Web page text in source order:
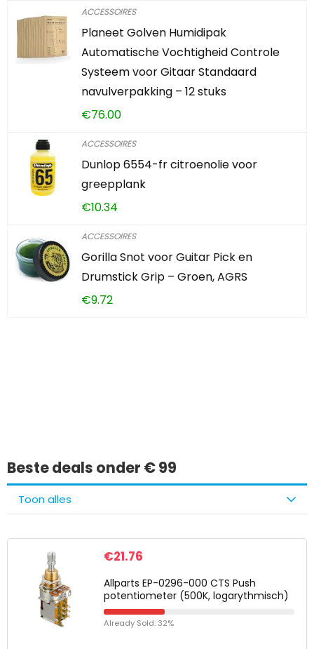
ACCESSOIRES
Planeet Golven Humidipak
Automatische Vochtigheid Controle
Systeem voor Gitaar Standaard
navulverpakking – 12 stuks
€76.00
ACCESSOIRES
Dunlop 6554-fr citroenolie voor
greepplank
€10.34
ACCESSOIRES
Gorilla Snot voor Guitar Pick en
Drumstick Grip – Groen, AGRS
€9.72
Beste deals onder € 99
Toon alles
€21.76
Allparts EP-0296-000 CTS Push
potentiometer (500K, logarythmisch)
Already Sold: 32%